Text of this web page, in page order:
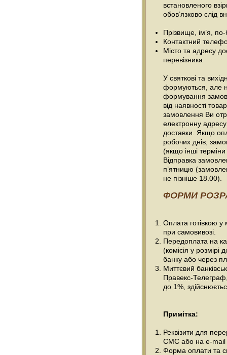
встановленого
обов’язково слід
Прізвище, ім’я,
Контактний
Місто та адресу
перевізника
У святкові та
формуються, але
формування
від наявності
замовлення Ви
електронну
доставки. Якщо
робочих днів,
(якщо інші
Відправка
п’ятницю
не пізніше 18.00).
ФОРМИ
Оплата готівкою
при самовивозі.
Передоплата на
(комісія у розмірі
банку або через
Миттєвий
Правекс-Телеграф,
до 1%,
Примітка:
Реквізити для
СМС або на e-mail
Форма оплати та